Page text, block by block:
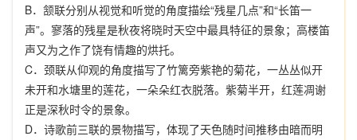
B．颔联分别从视觉和听觉的角度描绘“残星几点”和“长笛一
声”。寥落的残星是秋夜将晓时天空中最具特征的景象；高楼笛
声又为之作了饶有情趣的烘托。
C．颈联从仰观的角度描写了竹篱旁紫艳的菊花，一丛丛似开
未开和水塘里的莲花，一朵朵红衣脱落。紫菊半开，红莲凋谢
正是深秋时令的景象。
D．诗歌前三联的景物描写，体现了天色随时间推移由暗而明